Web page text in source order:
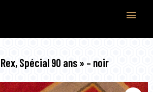
menu
Spécial 90 ans » – noir